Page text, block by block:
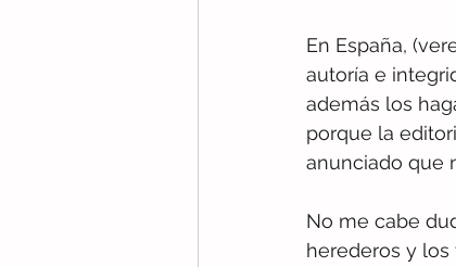
En España,
autoría e
además los
porque la
anunciado que
No me cabe
herederos y